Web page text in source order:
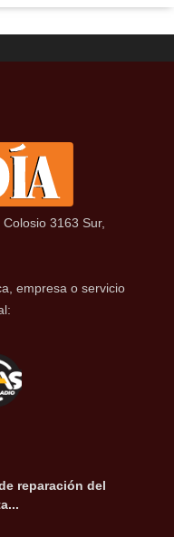
3163 Sur,
empresa o servicio
reparación del